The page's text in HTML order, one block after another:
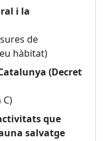
i la
de
hàbitat)
(Decret
que
salvatge